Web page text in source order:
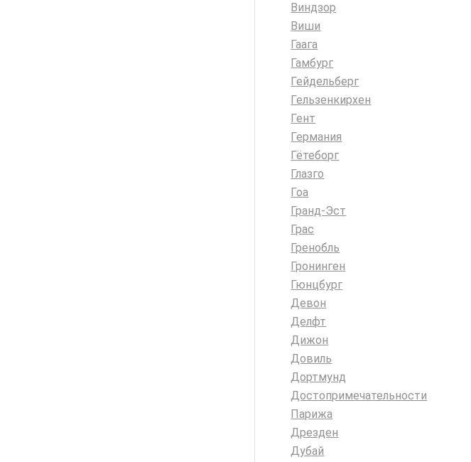
Виндзор
Виши
Гаага
Гамбург
Гейдельберг
Гельзенкирхен
Гент
Германия
Гётеборг
Глазго
Гоа
Гранд-Эст
Грас
Гренобль
Гронинген
Гюнцбург
Девон
Делфт
Дижон
Довиль
Дортмунд
Достопримечательности
Парижа
Дрезден
Дубай